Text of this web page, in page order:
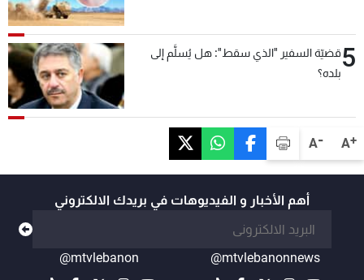
A+
A-
5قضيّة السفير "الذي سقط": هل يُسلَّم إلى
بلده؟
أهم الأخبار و الفيديوهات في بريدك الالكتروني
@mtvlebanonnews
@mtvlebanon